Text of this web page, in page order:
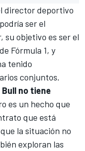
director deportivo
ser el
su objetivo es ser el
Fórmula 1, y
tenido
conjuntos.
Bull no tiene
es un hecho que
que está
la situación no
exploran las